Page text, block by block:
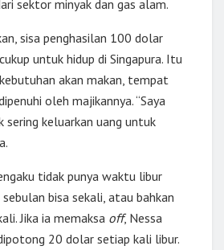
sektor minyak dan gas alam.
sisa penghasilan 100 dolar
untuk hidup di Singapura. Itu
akan makan, tempat
oleh majikannya. “Saya
sering keluarkan uang untuk
tidak punya waktu libur
bisa sekali, atau bahkan
Jika ia memaksa off, Nessa
20 dolar setiap kali libur.